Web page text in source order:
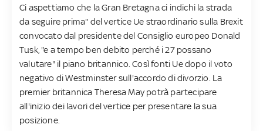
Ci aspettiamo che la Gran Bretagna ci indichi la strada
da seguire prima" del vertice Ue straordinario sulla Brexit
convocato dal presidente del Consiglio europeo Donald
Tusk, "e a tempo ben debito perché i 27 possano
valutare" il piano britannico. Così fonti Ue dopo il voto
negativo di Westminster sull'accordo di divorzio. La
premier britannica Theresa May potrà partecipare
all'inizio dei lavori del vertice per presentare la sua
posizione.